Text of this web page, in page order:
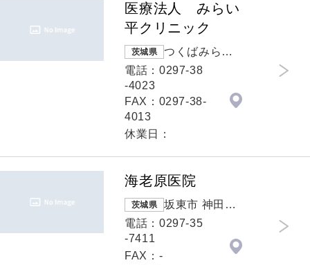
医療法人 みらい
平クリニック
茨城県
つくばみらい
市 陽光台３丁
電話：0297-38
-4023
FAX：0297-38-
4013
休業日：
海老原医院
茨城県
坂東市 神田山6
45
電話：0297-35
-7411
FAX：-